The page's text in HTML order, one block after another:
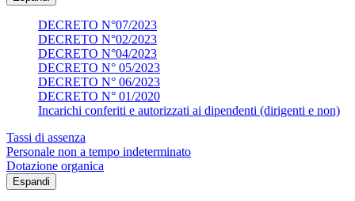
DECRETO N°07/2023
DECRETO N°02/2023
DECRETO N°04/2023
DECRETO N° 05/2023
DECRETO N° 06/2023
DECRETO N° 01/2020
Incarichi conferiti e autorizzati ai dipendenti (dirigenti e non)
Tassi di assenza
Personale non a tempo indeterminato
Dotazione organica
Espandi